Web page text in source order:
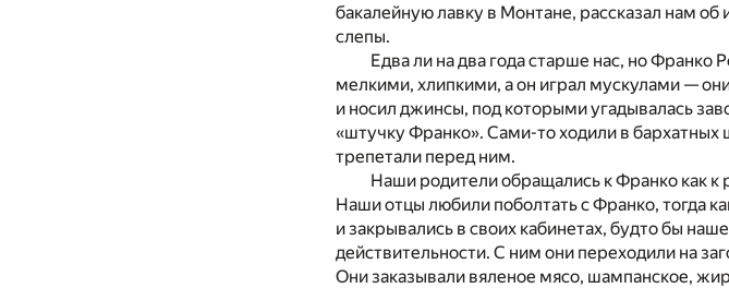
бакалейную лавку в Монтане, рассказал нам
слепы.
Едва ли на два года старше нас, но
мелкими, хлипкими, а он играл мускулами —
и носил джинсы, под которыми угадывалась
«штучку Франко». Сами-то ходили в
трепетали перед ним.
Наши родители обращались к Франко как
Наши отцы любили поболтать с Франко, тогда
и закрывались в своих кабинетах, будто бы
действительности. С ним они переходили на
Они заказывали вяленое мясо, шампанское,